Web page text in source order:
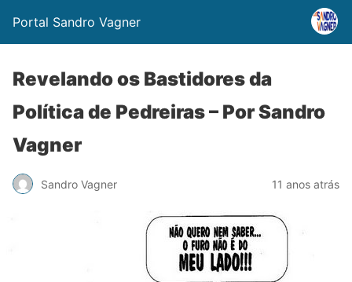
Portal Sandro Vagner
Revelando os Bastidores da
Política de Pedreiras – Por Sandro
Vagner
Sandro Vagner 11 anos atrás